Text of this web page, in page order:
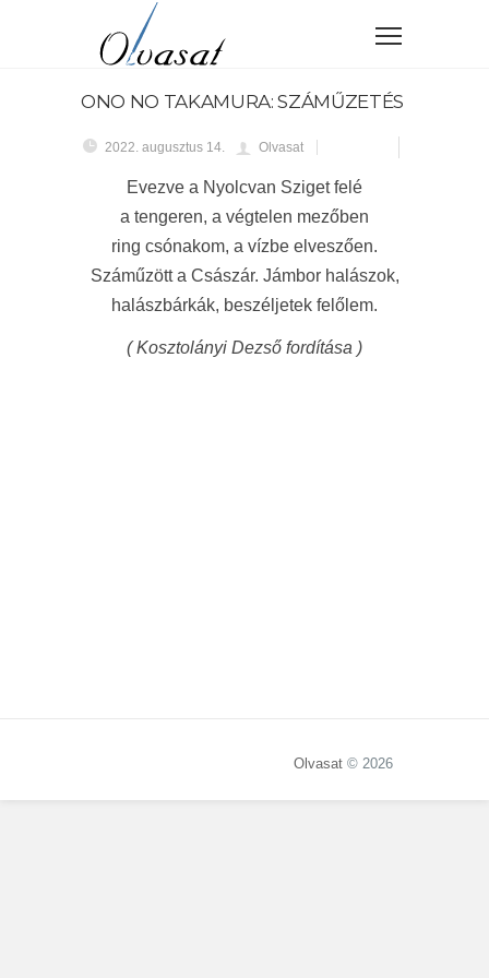
ONO NO TAKAMURA: SZÁMŰZETÉS
2022. augusztus 14. Olvasat
Evezve a Nyolcvan Sziget felé
a tengeren, a végtelen mezőben
ring csónakom, a vízbe elveszően.
Száműzött a Császár. Jámbor halászok,
halászbárkák, beszéljetek felőlem.
( Kosztolányi Dezső fordítása )
Olvasat © 2026